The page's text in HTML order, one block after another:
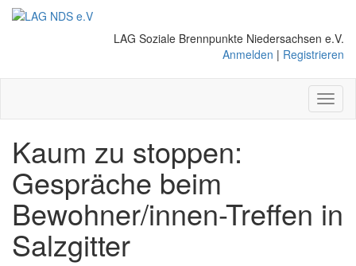
Direkt
zum
LAG Soziale Brennpunkte Niedersachsen e.V.
Anmelden | Registrieren
Kaum zu stoppen:
Gespräche beim
Bewohner/innen-Treffen in
Salzgitter